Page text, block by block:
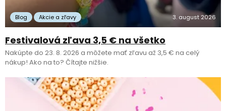
Blog Akcie a zľavy 3. august 2026
Festivalová zľava 3,5 € na všetko
Nakúpte do 23. 8. 2026 a môžete mať zľavu až 3,5 € na celý
nákup! Ako na to? Čítajte nižšie.